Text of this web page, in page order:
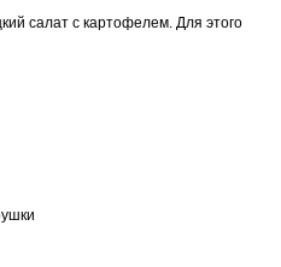
салат с картофелем. Для этого